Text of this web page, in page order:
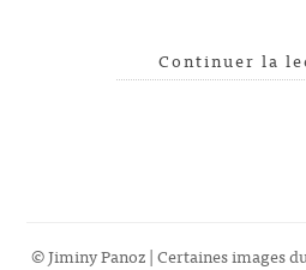
Continuer la
© Jiminy Panoz | Certaines images